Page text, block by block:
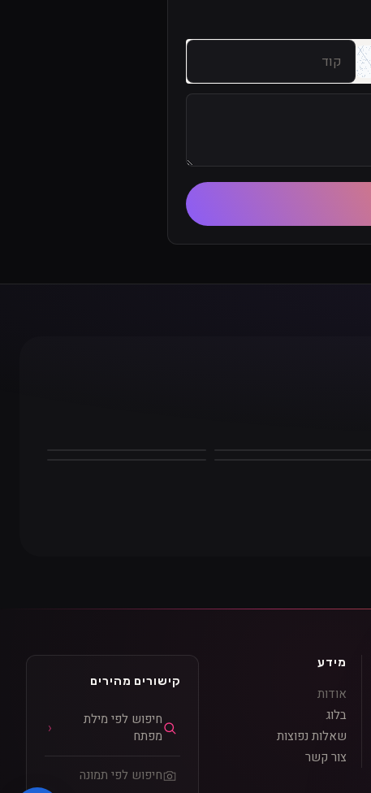
מידע
אודות
בלוג
שאלות נפוצות
צור קשר
קישורים מהירים
חיפוש לפי מילת
מפתח
חיפוש לפי תמונה